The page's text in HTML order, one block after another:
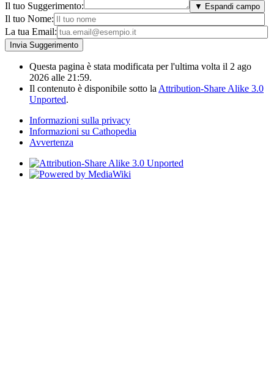
Il tuo Suggerimento: ▼ Espandi campo
Il tuo Nome:
La tua Email:
Questa pagina è stata modificata per l'ultima volta il 2 ago
2026 alle 21:59.
Il contenuto è disponibile sotto la Attribution-Share Alike 3.0
Unported.
Informazioni sulla privacy
Informazioni su Cathopedia
Avvertenza